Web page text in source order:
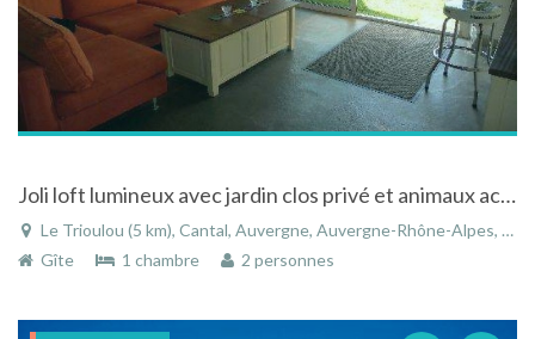
Joli loft lumineux avec jardin clos privé et animaux acceptés au Trioulou dans le Cantal en Auvergne
Le Trioulou (5 km), Cantal, Auvergne, Auvergne-Rhône-Alpes, France
Gîte
1 chambre 2 personnes